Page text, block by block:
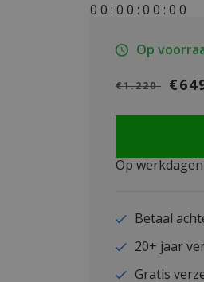
0 0 : 0 0 : 0 0 : 0 0
Op
€1.220
Op
Betaal
20+ jaar
Gratis